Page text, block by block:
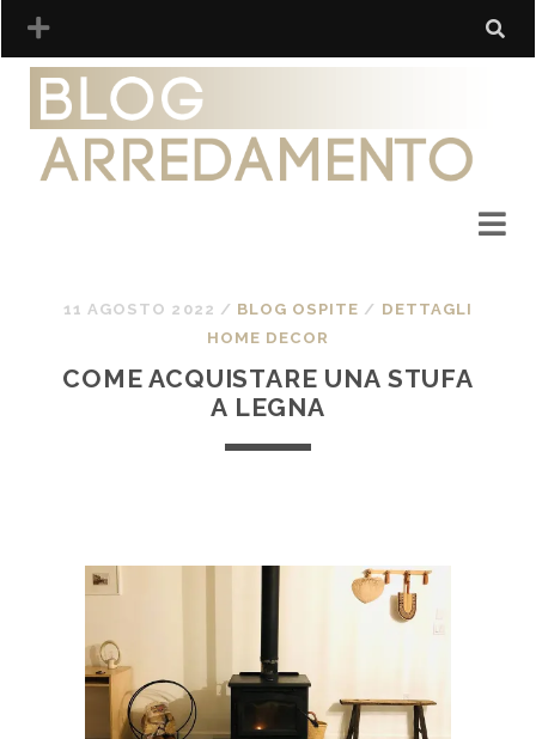
11 AGOSTO 2022 / BLOG OSPITE / DETTAGLI
HOME DECOR
COME ACQUISTARE UNA STUFA
A LEGNA